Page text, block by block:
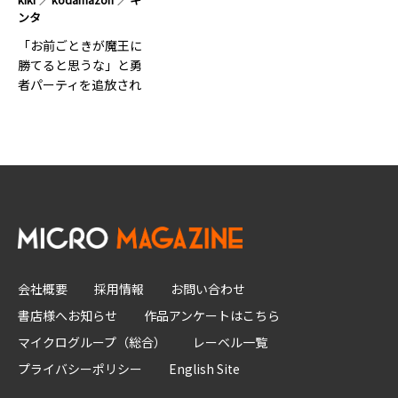
ンタ
「お前ごときが魔王に
勝てると思うな」と勇
者パーティを追放され
会社概要 採用情報
お問い合わせ
書店様へお知らせ
作品アンケートはこちら
マイクログループ（総合）
レーベル一覧
プライバシーポリシー
English Site